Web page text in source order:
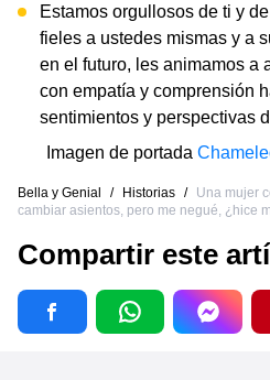
Estamos orgullosos de ti y
fieles a ustedes mismas y a
en el futuro, les animamos a
con empatía y comprensión
sentimientos y perspectivas
Imagen de portada
Bella y Genial / Historias /
Una mujer
cambiar asientos, pero me negué, ¿hice
Compartir este